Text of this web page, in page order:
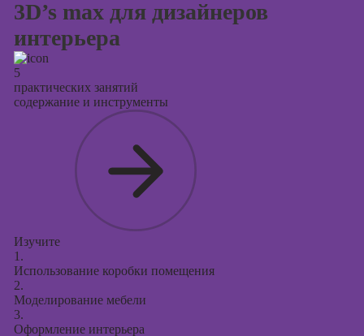
3D’s max для дизайнеров
интерьера
5
практических занятий
содержание и инструменты
Изучите
1.
Использование коробки помещения
2.
Моделирование мебели
3.
Оформление интерьера